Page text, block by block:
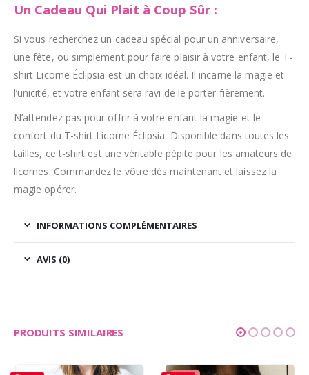
Un Cadeau Qui Plait à Coup Sûr :
Si vous recherchez un cadeau spécial pour un anniversaire,
une fête, ou simplement pour faire plaisir à votre enfant, le T-
shirt Licorne Éclipsia est un choix idéal. Il incarne la magie et
l’unicité, et votre enfant sera ravi de le porter fièrement.
N’attendez pas pour offrir à votre enfant la magie et le
confort du T-shirt Licorne Éclipsia. Disponible dans toutes les
tailles, ce t-shirt est une véritable pépite pour les amateurs de
licornes. Commandez le vôtre dès maintenant et laissez la
magie opérer.
INFORMATIONS COMPLÉMENTAIRES
AVIS (0)
PRODUITS SIMILAIRES